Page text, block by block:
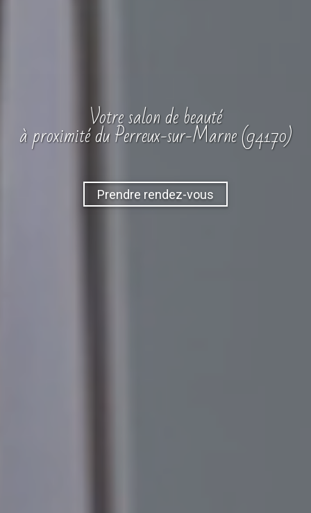
Votresalonde beauté
à proximité du Perreux-sur-Marne (94170)
Prendre rendez-vous